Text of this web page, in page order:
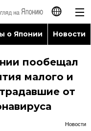
日本語
English
繁體字
о Японии Новости
пообещал
малого и
от
Новости